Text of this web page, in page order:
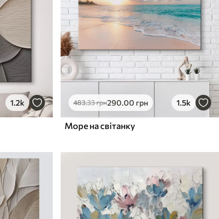
1.2k 483.33грн290.00 грн 1.5k
Море на світанку